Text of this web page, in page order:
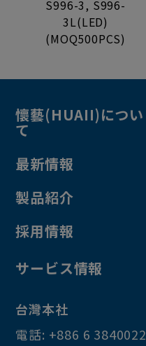
S996-3, S996-
3L(LED)
(MOQ500PCS)
懷藝(HUAII)につい
て
最新情報
製品紹介
採用情報
サービス情報
台灣本社
電話: +886 6 3840022